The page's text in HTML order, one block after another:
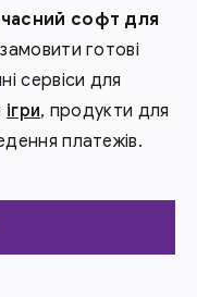
софт для
готові
сервіси для
ігри, продукти для
платежів.